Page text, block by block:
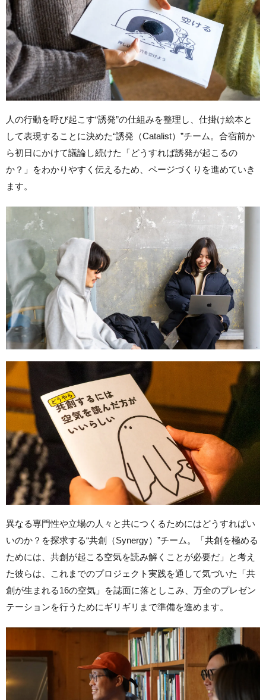
人の行動を呼び起こす“誘発”の仕組みを整理し、仕掛け絵本と
して表現することに決めた“誘発（Catalist）”チーム。合宿前か
ら初日にかけて議論し続けた「どうすれば誘発が起こるの
か？」をわかりやすく伝えるため、ページづくりを進めていき
ます。
異なる専門性や立場の人々と共につくるためにはどうすればい
いのか？を探求する“共創（Synergy）”チーム。「共創を極める
ためには、共創が起こる空気を読み解くことが必要だ」と考え
た彼らは、これまでのプロジェクト実践を通して気づいた「共
創が生まれる16の空気」を誌面に落としこみ、万全のプレゼン
テーションを行うためにギリギリまで準備を進めます。